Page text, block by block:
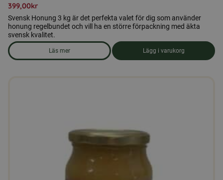
399,00kr
Svensk Honung 3 kg är det perfekta valet för dig som använder
honung regelbundet och vill ha en större förpackning med äkta
svensk kvalitet.
Läs mer
om produkten Honung 3 kg.
Lägg i varukorg